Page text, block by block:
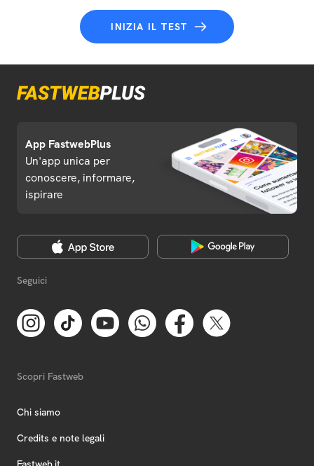
INIZIA IL TEST
App FastwebPlus
Un'app unica per
conoscere, informare,
ispirare
Seguici
Scopri Fastweb
Chi siamo
Credits e note legali